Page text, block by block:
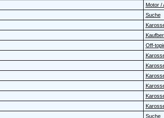
Motor /
Suche
Off-
Suche